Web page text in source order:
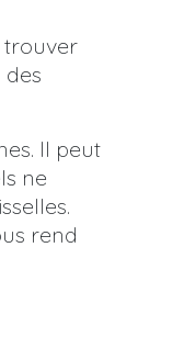
trouver
Il peut
ne
rend